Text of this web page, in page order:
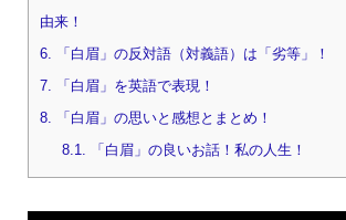
由来！
6. 「白眉」の反対語（対義語）は「劣等」！
7. 「白眉」を英語で表現！
8. 「白眉」の思いと感想とまとめ！
8.1. 「白眉」の良いお話！私の人生！